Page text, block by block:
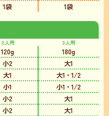
1袋 1袋
2人用 3人用
120g
180g
小2
大1
大1
大1・1/2
小1
小1・1/2
小2
大1
小2
大1